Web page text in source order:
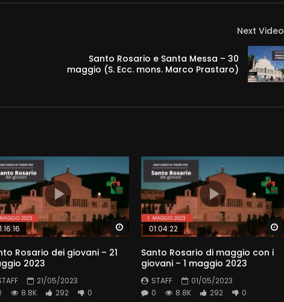
Next Video
Santo Rosario e Santa Messa – 30
maggio (S. Ecc. mons. Marco Prastaro)
Watch Later
Rosario dei giovani – 21
2023
21/05/2023
8.8K 292 0
01:04:22
Santo Rosario di maggio con i
giovani – 1 maggio 2023
STAFF
01/05/2023
0
8.8K 292 0